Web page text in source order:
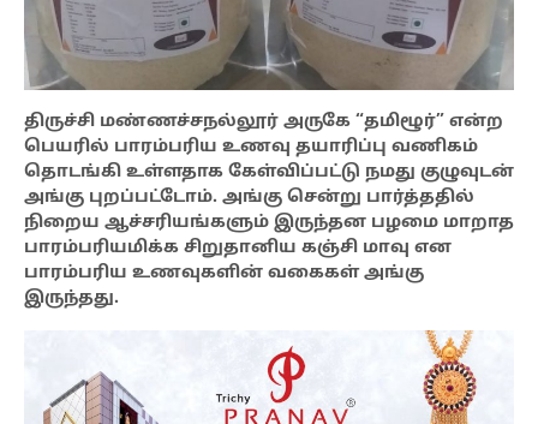
திருச்சி மண்ணச்சநல்லூர் அருகே “தமிழூர்” என்ற
பெயரில் பாரம்பரிய உணவு தயாரிப்பு வணிகம்
தொடங்கி உள்ளதாக கேள்விப்பட்டு நமது குழுவுடன்
அங்கு புறப்பட்டோம். அங்கு சென்று பார்த்ததில்
நிறைய ஆச்சரியங்களும் இருந்தன பழமை மாறாத
பாரம்பரியமிக்க சிறுதானிய கஞ்சி மாவு என
பாரம்பரிய உணவுகளின் வகைகள் அங்கு
இருந்தது.